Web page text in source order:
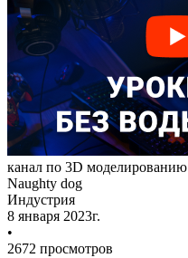
канал по 3D моделированию
Naughty dog
Индустрия
8 января 2023г.
•
2672 просмотров